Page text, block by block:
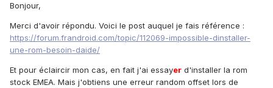
Bonjour,
Merci d'avoir répondu. Voici le post auquel je fais référence :
https://forum.frandroid.com/topic/112069-impossible-dinstaller-
une-rom-besoin-daide/
Et pour éclaircir mon cas, en fait j'ai essayer d'installer la rom
stock EMEA. Mais j'obtiens une erreur random offset lors de